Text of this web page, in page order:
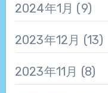
2024年1月 (9)
2023年12月 (13)
2023年11月 (8)